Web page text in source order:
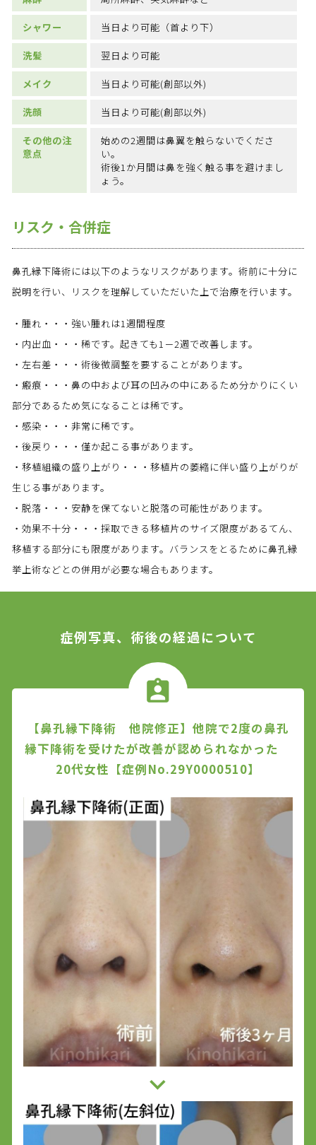
シャワー 当日より可能（首より下）
洗髪 翌日より可能
メイク 当日より可能(創部以外)
洗顔 当日より可能(創部以外)
その他の注
意点
始めの2週間は鼻翼を触らないでくださ
い。
術後1か月間は鼻を強く触る事を避けまし
ょう。
リスク・合併症
鼻孔縁下降術には以下のようなリスクがあります。術前に十分に
説明を行い、リスクを理解していただいた上で治療を行います。
・腫れ・・・強い腫れは1週間程度
・内出血・・・稀です。起きても1－2週で改善します。
・左右差・・・術後微調整を要することがあります。
・瘢痕・・・鼻の中および耳の凹みの中にあるため分かりにくい
部分であるため気になることは稀です。
・感染・・・非常に稀です。
・後戻り・・・僅か起こる事があります。
・移植組織の盛り上がり・・・移植片の萎縮に伴い盛り上がりが
生じる事があります。
・脱落・・・安静を保てないと脱落の可能性があります。
・効果不十分・・・採取できる移植片のサイズ限度があるてん、
移植する部分にも限度があります。バランスをとるために鼻孔縁
挙上術などとの併用が必要な場合もあります。
症例写真、術後の経過について
【鼻孔縁下降術 他院修正】他院で2度の鼻孔
縁下降術を受けたが改善が認められなかった
20代女性【症例No.29Y0000510】